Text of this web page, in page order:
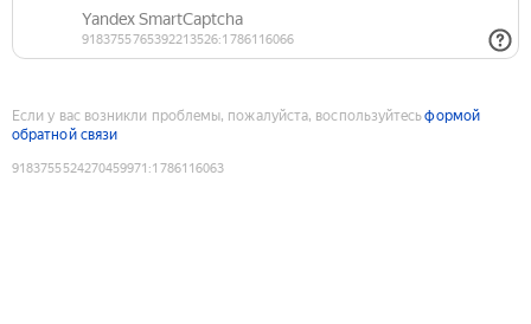
Если у вас возникли проблемы, пожалуйста, воспользуйтесьформой
обратной связи
9183755524270459971 :1786116063